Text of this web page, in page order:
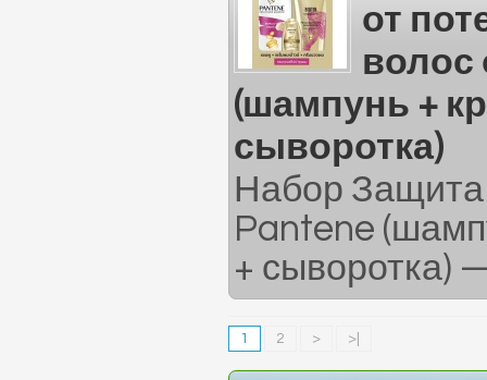
от
волос
(шампунь +
сыворотка)
Набор Защита
Pantene
+ сыворотка)
1 2 > >|